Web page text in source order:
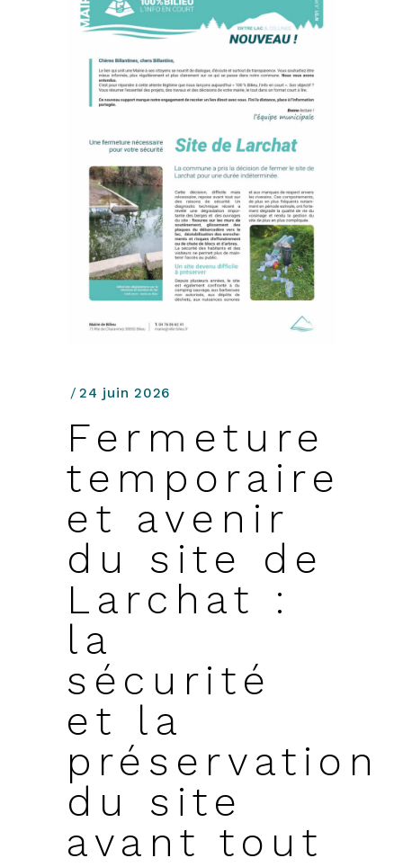
24 juin 2026
Fermeture
temporaire
et avenir
du site de
Larchat :
la
sécurité
et la
préservation
du site
avant tout